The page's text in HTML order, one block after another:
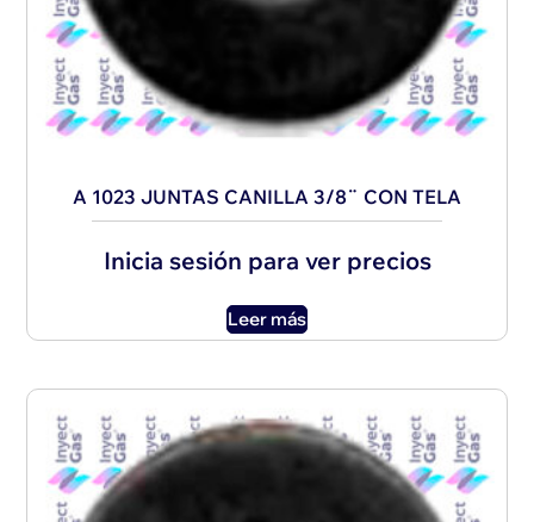
A 1023 JUNTAS CANILLA 3/8¨ CON TELA
Inicia sesión para ver precios
Leer más